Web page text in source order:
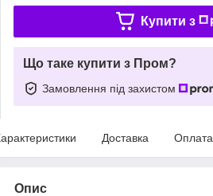
Купити з
Що таке купити з Пром?
Замовлення під захистом
Доставка Оплата
Опис